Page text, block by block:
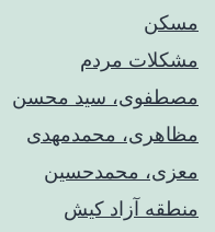
مسکن
مشکلات مردم
مصطفوی، سید محسن
مظاهری، محمدمهدی
معزی، محمدحسین
منطقه آزاد کیش